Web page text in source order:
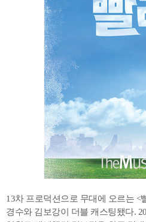
13차 프로덕션으로 무대에 오르는 <
경수와 김보강이 더블 캐스팅됐다.